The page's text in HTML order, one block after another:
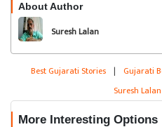
About Author
Suresh Lalan
Best Gujarati Stories | Gujarati
Suresh
More Interesting Options